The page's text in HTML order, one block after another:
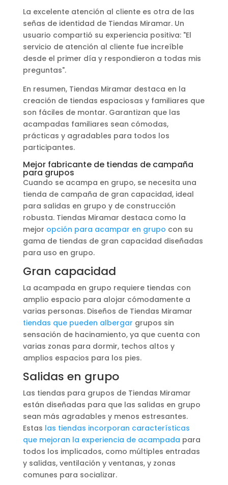
La excelente atención al cliente es otra de las
señas de identidad de Tiendas Miramar. Un
usuario compartió su experiencia positiva: "El
servicio de atención al cliente fue increíble
desde el primer día y respondieron a todas mis
preguntas".
En resumen, Tiendas Miramar destaca en la
creación de tiendas espaciosas y familiares que
son fáciles de montar. Garantizan que las
acampadas familiares sean cómodas,
prácticas y agradables para todos los
participantes.
Mejor fabricante de tiendas de campaña
para grupos
Cuando se acampa en grupo, se necesita una
tienda de campaña de gran capacidad, ideal
para salidas en grupo y de construcción
robusta. Tiendas Miramar destaca como la
mejor opción para acampar en grupo con su
gama de tiendas de gran capacidad diseñadas
para uso en grupo.
Gran capacidad
La acampada en grupo requiere tiendas con
amplio espacio para alojar cómodamente a
varias personas. Diseños de Tiendas Miramar
tiendas que pueden albergar grupos sin
sensación de hacinamiento, ya que cuenta con
varias zonas para dormir, techos altos y
amplios espacios para los pies.
Salidas en grupo
Las tiendas para grupos de Tiendas Miramar
están diseñadas para que las salidas en grupo
sean más agradables y menos estresantes.
Estas las tiendas incorporan características
que mejoran la experiencia de acampada para
todos los implicados, como múltiples entradas
y salidas, ventilación y ventanas, y zonas
comunes para socializar.